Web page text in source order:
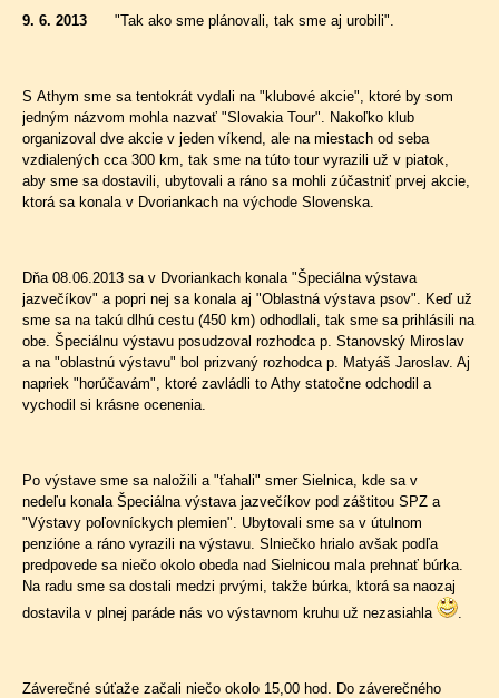
9. 6. 2013 "Tak ako sme plánovali, tak sme aj urobili".
S Athym sme sa tentokrát vydali na "klubové akcie", ktoré by som
jedným názvom mohla nazvať "Slovakia Tour". Nakoľko klub
organizoval dve akcie v jeden víkend, ale na miestach od seba
vzdialených cca 300 km, tak sme na túto tour vyrazili už v piatok,
aby sme sa dostavili, ubytovali a ráno sa mohli zúčastniť prvej akcie,
ktorá sa konala v Dvoriankach na východe Slovenska.
Dňa 08.06.2013 sa v Dvoriankach konala "Špeciálna výstava
jazvečíkov" a popri nej sa konala aj "Oblastná výstava psov". Keď už
sme sa na takú dlhú cestu (450 km) odhodlali, tak sme sa prihlásili na
obe. Špeciálnu výstavu posudzoval rozhodca p. Stanovský Miroslav
a na "oblastnú výstavu" bol prizvaný rozhodca p. Matyáš Jaroslav. Aj
napriek "horúčavám", ktoré zavládli to Athy statočne odchodil a
vychodil si krásne ocenenia.
Po výstave sme sa naložili a "ťahali" smer Sielnica, kde sa v
nedeľu konala Špeciálna výstava jazvečíkov pod záštitou SPZ a
"Výstavy poľovníckych plemien". Ubytovali sme sa v útulnom
penzióne a ráno vyrazili na výstavu. Slniečko hrialo avšak podľa
predpovede sa niečo okolo obeda nad Sielnicou mala prehnať búrka.
Na radu sme sa dostali medzi prvými, takže búrka, ktorá sa naozaj
dostavila v plnej paráde nás vo výstavnom kruhu už nezasiahla
.
Záverečné súťaže začali niečo okolo 15,00 hod. Do záverečného